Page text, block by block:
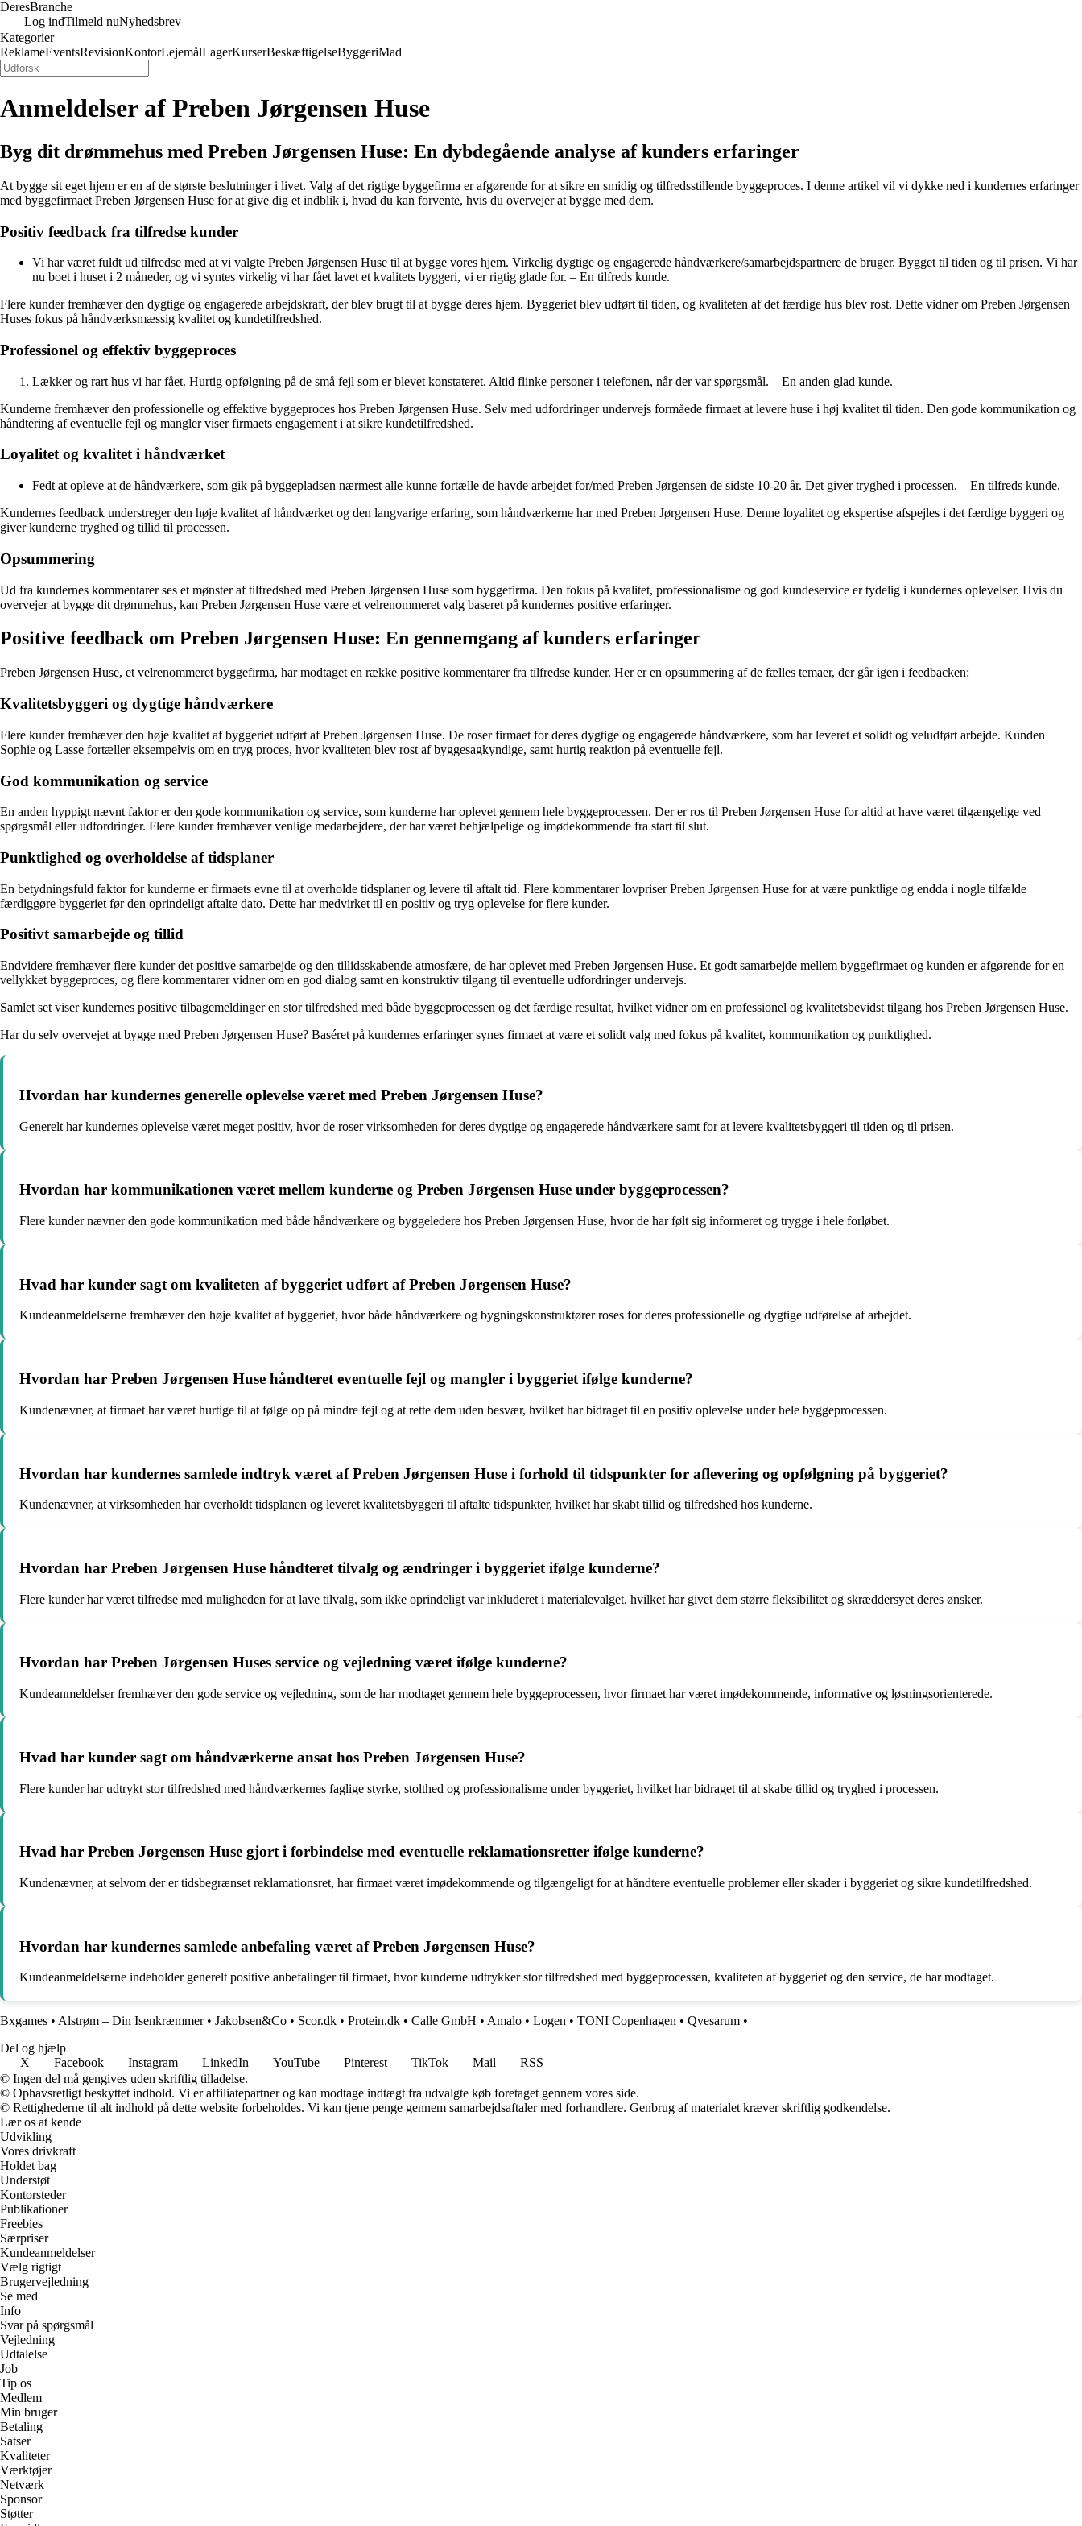
DeresBranche
Log indTilmeld nuNyhedsbrev
Kategorier
ReklameEventsRevisionKontorLejemålLagerKurserBeskæftigelseByggeriMad
Anmeldelser af Preben Jørgensen Huse
Byg dit drømmehus med Preben Jørgensen Huse: En dybdegående analyse af kunders erfaringer
At bygge sit eget hjem er en af de største beslutninger i livet. Valg af det rigtige byggefirma er afgørende for at sikre en smidig og tilfredsstillende byggeproces. I denne artikel vil vi dykke ned i kundernes erfaringer
med byggefirmaet Preben Jørgensen Huse for at give dig et indblik i, hvad du kan forvente, hvis du overvejer at bygge med dem.
Positiv feedback fra tilfredse kunder
Vi har været fuldt ud tilfredse med at vi valgte Preben Jørgensen Huse til at bygge vores hjem. Virkelig dygtige og engagerede håndværkere/samarbejdspartnere de bruger. Bygget til tiden og til prisen. Vi har
nu boet i huset i 2 måneder, og vi syntes virkelig vi har fået lavet et kvalitets byggeri, vi er rigtig glade for. – En tilfreds kunde.
Flere kunder fremhæver den dygtige og engagerede arbejdskraft, der blev brugt til at bygge deres hjem. Byggeriet blev udført til tiden, og kvaliteten af det færdige hus blev rost. Dette vidner om Preben Jørgensen
Huses fokus på håndværksmæssig kvalitet og kundetilfredshed.
Professionel og effektiv byggeproces
Lækker og rart hus vi har fået. Hurtig opfølgning på de små fejl som er blevet konstateret. Altid flinke personer i telefonen, når der var spørgsmål. – En anden glad kunde.
Kunderne fremhæver den professionelle og effektive byggeproces hos Preben Jørgensen Huse. Selv med udfordringer undervejs formåede firmaet at levere huse i høj kvalitet til tiden. Den gode kommunikation og
håndtering af eventuelle fejl og mangler viser firmaets engagement i at sikre kundetilfredshed.
Loyalitet og kvalitet i håndværket
Fedt at opleve at de håndværkere, som gik på byggepladsen nærmest alle kunne fortælle de havde arbejdet for/med Preben Jørgensen de sidste 10-20 år. Det giver tryghed i processen. – En tilfreds kunde.
Kundernes feedback understreger den høje kvalitet af håndværket og den langvarige erfaring, som håndværkerne har med Preben Jørgensen Huse. Denne loyalitet og ekspertise afspejles i det færdige byggeri og
giver kunderne tryghed og tillid til processen.
Opsummering
Ud fra kundernes kommentarer ses et mønster af tilfredshed med Preben Jørgensen Huse som byggefirma. Den fokus på kvalitet, professionalisme og god kundeservice er tydelig i kundernes oplevelser. Hvis du
overvejer at bygge dit drømmehus, kan Preben Jørgensen Huse være et velrenommeret valg baseret på kundernes positive erfaringer.
Positive feedback om Preben Jørgensen Huse: En gennemgang af kunders erfaringer
Preben Jørgensen Huse, et velrenommeret byggefirma, har modtaget en række positive kommentarer fra tilfredse kunder. Her er en opsummering af de fælles temaer, der går igen i feedbacken:
Kvalitetsbyggeri og dygtige håndværkere
Flere kunder fremhæver den høje kvalitet af byggeriet udført af Preben Jørgensen Huse. De roser firmaet for deres dygtige og engagerede håndværkere, som har leveret et solidt og veludført arbejde. Kunden
Sophie og Lasse fortæller eksempelvis om en tryg proces, hvor kvaliteten blev rost af byggesagkyndige, samt hurtig reaktion på eventuelle fejl.
God kommunikation og service
En anden hyppigt nævnt faktor er den gode kommunikation og service, som kunderne har oplevet gennem hele byggeprocessen. Der er ros til Preben Jørgensen Huse for altid at have været tilgængelige ved
spørgsmål eller udfordringer. Flere kunder fremhæver venlige medarbejdere, der har været behjælpelige og imødekommende fra start til slut.
Punktlighed og overholdelse af tidsplaner
En betydningsfuld faktor for kunderne er firmaets evne til at overholde tidsplaner og levere til aftalt tid. Flere kommentarer lovpriser Preben Jørgensen Huse for at være punktlige og endda i nogle tilfælde
færdiggøre byggeriet før den oprindeligt aftalte dato. Dette har medvirket til en positiv og tryg oplevelse for flere kunder.
Positivt samarbejde og tillid
Endvidere fremhæver flere kunder det positive samarbejde og den tillidsskabende atmosfære, de har oplevet med Preben Jørgensen Huse. Et godt samarbejde mellem byggefirmaet og kunden er afgørende for en
vellykket byggeproces, og flere kommentarer vidner om en god dialog samt en konstruktiv tilgang til eventuelle udfordringer undervejs.
Samlet set viser kundernes positive tilbagemeldinger en stor tilfredshed med både byggeprocessen og det færdige resultat, hvilket vidner om en professionel og kvalitetsbevidst tilgang hos Preben Jørgensen Huse.
Har du selv overvejet at bygge med Preben Jørgensen Huse? Baséret på kundernes erfaringer synes firmaet at være et solidt valg med fokus på kvalitet, kommunikation og punktlighed.
Hvordan har kundernes generelle oplevelse været med Preben Jørgensen Huse?
Generelt har kundernes oplevelse været meget positiv, hvor de roser virksomheden for deres dygtige og engagerede håndværkere samt for at levere kvalitetsbyggeri til tiden og til prisen.
Hvordan har kommunikationen været mellem kunderne og Preben Jørgensen Huse under byggeprocessen?
Flere kunder nævner den gode kommunikation med både håndværkere og byggeledere hos Preben Jørgensen Huse, hvor de har følt sig informeret og trygge i hele forløbet.
Hvad har kunder sagt om kvaliteten af byggeriet udført af Preben Jørgensen Huse?
Kundeanmeldelserne fremhæver den høje kvalitet af byggeriet, hvor både håndværkere og bygningskonstruktører roses for deres professionelle og dygtige udførelse af arbejdet.
Hvordan har Preben Jørgensen Huse håndteret eventuelle fejl og mangler i byggeriet ifølge kunderne?
Kundenævner, at firmaet har været hurtige til at følge op på mindre fejl og at rette dem uden besvær, hvilket har bidraget til en positiv oplevelse under hele byggeprocessen.
Hvordan har kundernes samlede indtryk været af Preben Jørgensen Huse i forhold til tidspunkter for aflevering og opfølgning på byggeriet?
Kundenævner, at virksomheden har overholdt tidsplanen og leveret kvalitetsbyggeri til aftalte tidspunkter, hvilket har skabt tillid og tilfredshed hos kunderne.
Hvordan har Preben Jørgensen Huse håndteret tilvalg og ændringer i byggeriet ifølge kunderne?
Flere kunder har været tilfredse med muligheden for at lave tilvalg, som ikke oprindeligt var inkluderet i materialevalget, hvilket har givet dem større fleksibilitet og skræddersyet deres ønsker.
Hvordan har Preben Jørgensen Huses service og vejledning været ifølge kunderne?
Kundeanmeldelser fremhæver den gode service og vejledning, som de har modtaget gennem hele byggeprocessen, hvor firmaet har været imødekommende, informative og løsningsorienterede.
Hvad har kunder sagt om håndværkerne ansat hos Preben Jørgensen Huse?
Flere kunder har udtrykt stor tilfredshed med håndværkernes faglige styrke, stolthed og professionalisme under byggeriet, hvilket har bidraget til at skabe tillid og tryghed i processen.
Hvad har Preben Jørgensen Huse gjort i forbindelse med eventuelle reklamationsretter ifølge kunderne?
Kundenævner, at selvom der er tidsbegrænset reklamationsret, har firmaet været imødekommende og tilgængeligt for at håndtere eventuelle problemer eller skader i byggeriet og sikre kundetilfredshed.
Hvordan har kundernes samlede anbefaling været af Preben Jørgensen Huse?
Kundeanmeldelserne indeholder generelt positive anbefalinger til firmaet, hvor kunderne udtrykker stor tilfredshed med byggeprocessen, kvaliteten af byggeriet og den service, de har modtaget.
Bxgames • Alstrøm – Din Isenkræmmer• Jakobsen&Co • Scor.dk • Protein.dk • Calle GmbH • Amalo • Logen • TONI Copenhagen • Qvesarum •
Del og hjælp
X
Facebook Instagram LinkedIn YouTube Pinterest TikTok Mail
RSS
© Ingen del må gengives uden skriftlig tilladelse.
© Ophavsretligt beskyttet indhold. Vi er affiliatepartner og kan modtage indtægt fra udvalgte køb foretaget gennem vores side.
© Rettighederne til alt indhold på dette website forbeholdes. Vi kan tjene penge gennem samarbejdsaftaler med forhandlere. Genbrug af materialet kræver skriftlig godkendelse.
Lær os at kende
Udvikling
Vores drivkraft
Holdet bag
Understøt
Kontorsteder
Publikationer
Freebies
Særpriser
Kundeanmeldelser
Vælg rigtigt
Brugervejledning
Se med
Info
Svar på spørgsmål
Vejledning
Udtalelse
Job
Tip os
Medlem
Min bruger
Betaling
Satser
Kvaliteter
Værktøjer
Netværk
Sponsor
Støtter